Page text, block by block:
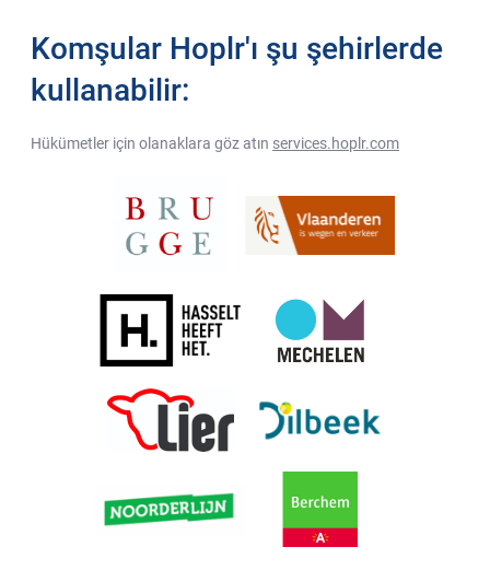
Komşular Hoplr'ı şu şehirlerde
kullanabilir:
Hükümetler için olanaklara göz atın services.hoplr.com